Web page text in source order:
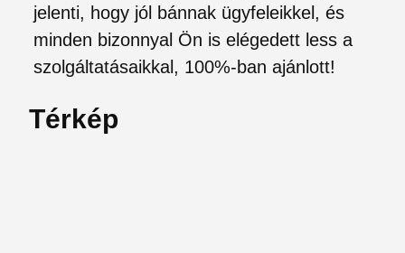
jelenti, hogy jól bánnak ügyfeleikkel, és
minden bizonnyal Ön is elégedett less a
szolgáltatásaikkal, 100%-ban ajánlott!
Térkép